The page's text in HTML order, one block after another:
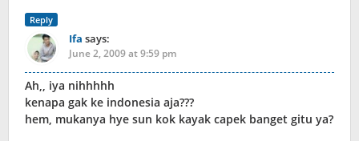
Reply
Ifa says:
June 2, 2009 at 9:59 pm
Ah,, iya nihhhhh
kenapa gak ke indonesia aja???
hem, mukanya hye sun kok kayak capek banget gitu ya?